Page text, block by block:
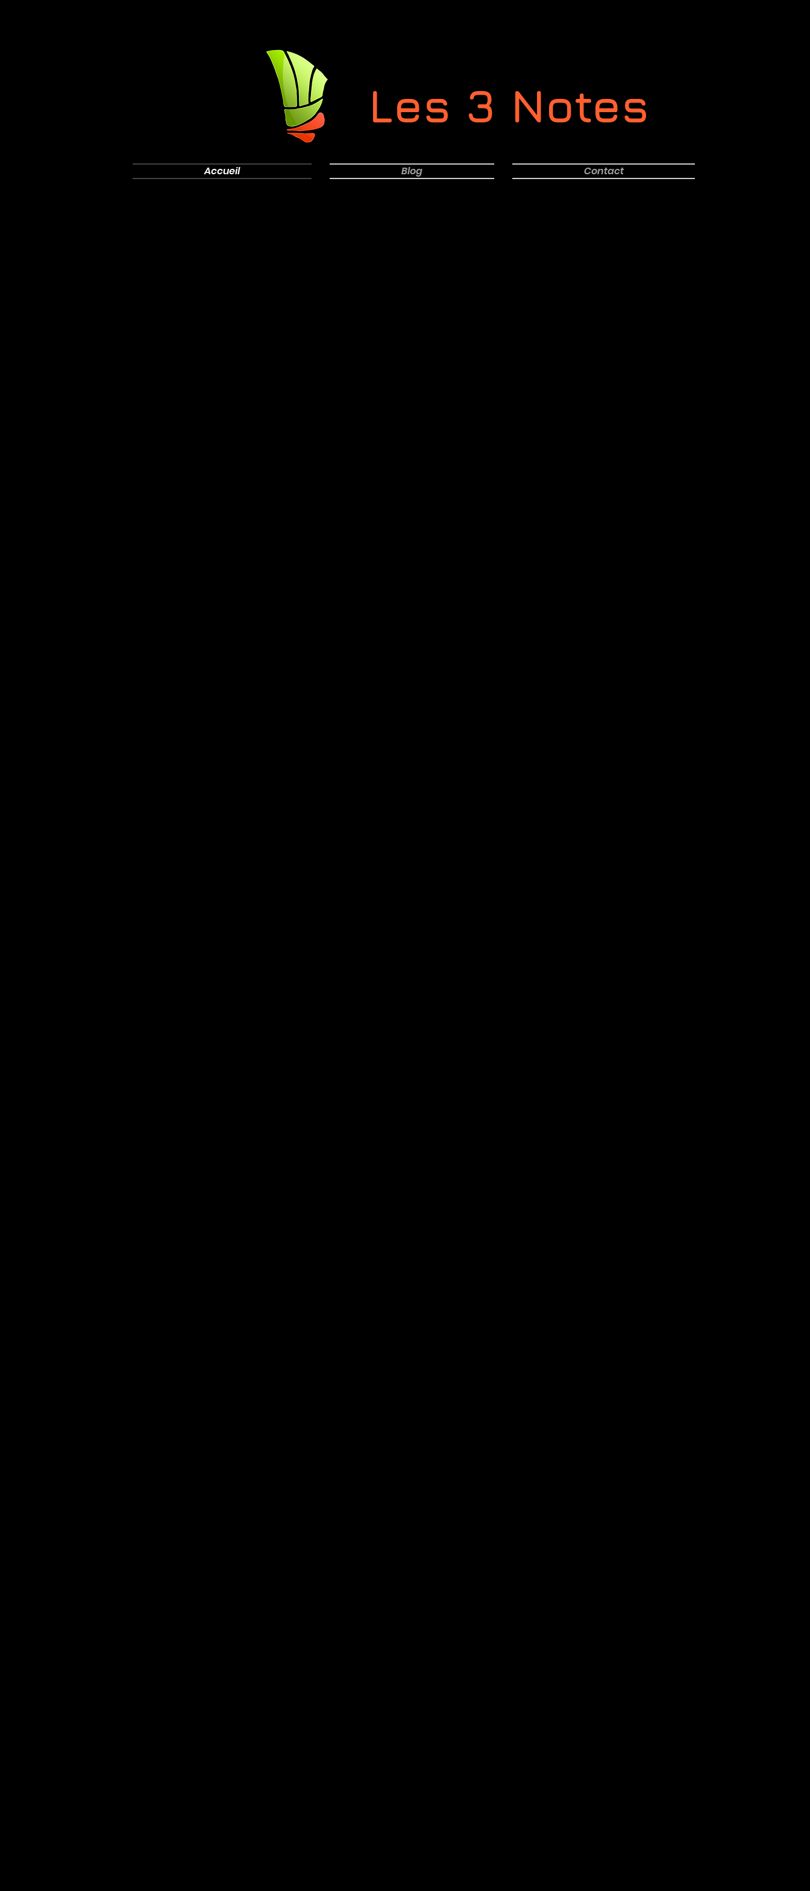
Les 3 Notes
Accueil Blog Contact